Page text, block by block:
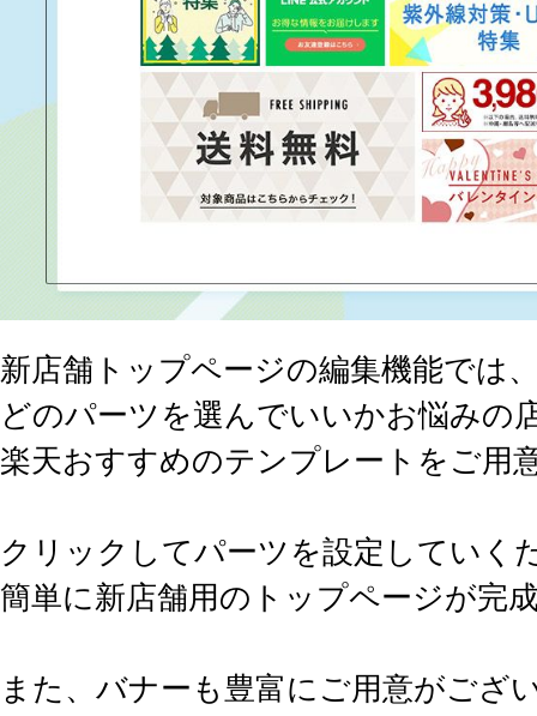
新店舗トップページの編集機能では
どのパーツを選んでいいかお悩みの
楽天おすすめのテンプレートをご用
クリックしてパーツを設定していく
簡単に新店舗用のトップページが完
また、バナーも豊富にご用意がござ